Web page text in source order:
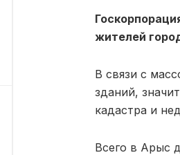
жителей
В связи с
зданий,
кадастра и
Всего в Арыс